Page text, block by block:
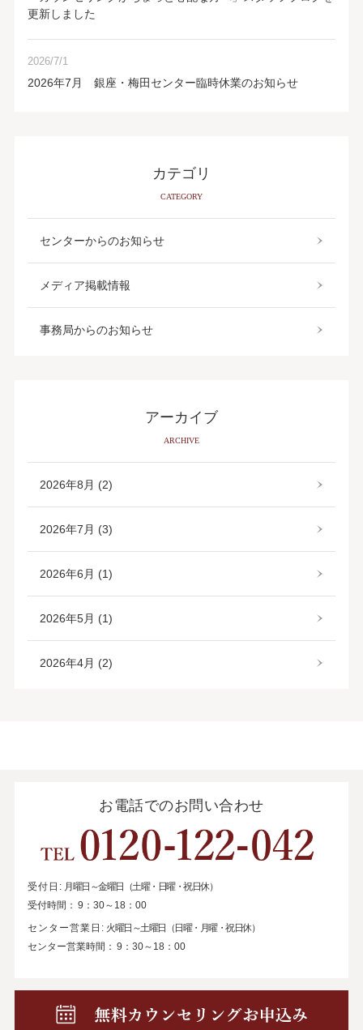
更新しました
2026/7/1
2026年7月 銀座・梅田センター臨時休業のお知らせ
カテゴリ
CATEGORY
センターからのお知らせ
メディア掲載情報
事務局からのお知らせ
アーカイブ
ARCHIVE
2026年8月 (2)
2026年7月 (3)
2026年6月 (1)
2026年5月 (1)
2026年4月 (2)
お電話でのお問い合わせ
受付日: 月曜日～金曜日（土曜・日曜・祝日休）
受付時間： 9：30～18：00
センター営業日: 火曜日～土曜日（日曜・月曜・祝日休）
センター営業時間： 9：30～18：00